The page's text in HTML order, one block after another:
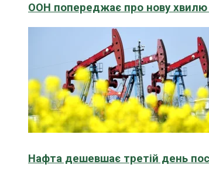
ООН попереджає про нову хвилю
Нафта дешевшає третій день